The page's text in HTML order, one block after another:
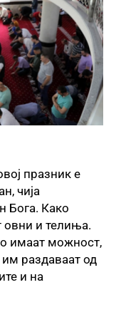
празник е
чија
Бога. Како
овни и телиња.
имаат можност,
раздаваат од
и на